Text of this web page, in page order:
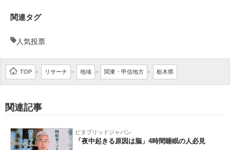
関連タグ
人気投票
TOP > リサーチ > 地域 > 関東・甲信地方 > 栃木県
関連記事
ビタブリッドジャパン
「夜中起きる原因は脳」4時間睡眠の人必見